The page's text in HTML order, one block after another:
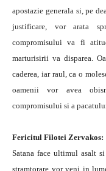
apostazie generala si, pe
justificare, vor arata
compromisului va fi
marturisirii va disparea.
caderea, iar raul, ca o
oamenii vor avea
compromisului si a
Fericitul Filotei Zervakos:
Satana face ultimul asalt
stramtorare vor veni in